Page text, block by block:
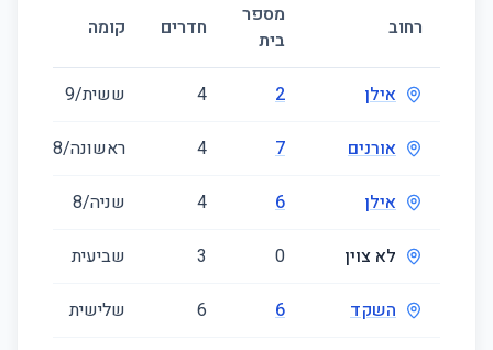
רחוב
מספר
בית
חדרים קומה
אילן 2
4 ששית/9
אורנים 7
4 ראשונה/8
אילן 6
4 שניה/8
לא צוין 0
3 שביעית
השקד 6
6 שלישית